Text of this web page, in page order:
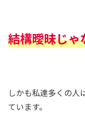
結構曖昧じゃ
しかも私達多くの人
ています。